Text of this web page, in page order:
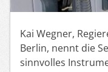
Kai Wegner,
Berlin, nennt die
sinnvolles